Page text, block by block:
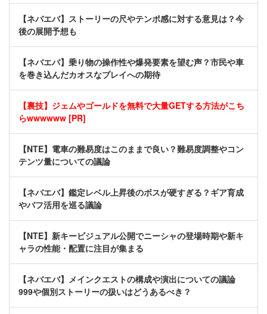
【ネバエバ】ストーリーの尺やテンポ感に対する意見は？今
後の展開予想も
【ネバエバ】乗り物の操作性や爆発要素を望む声？市民や車
を巻き込んだカオスなプレイへの期待
【裏技】ジェムやゴールドを無料で大量GETする方法がこち
らwwwwww [PR]
【NTE】電車の難易度はこのままで良い？難易度調整やコン
テンツ量についての議論
【ネバエバ】鑑定レベル上昇後のボスが硬すぎる？ギア育成
やバフ活用を巡る議論
【NTE】新キービジュアル公開でニーシャの登場時期や新キ
ャラの性能・配置に注目が集まる
【ネバエバ】メインクエストの構成や演出についての議論
999や個別ストーリーの扱いはどうあるべき？